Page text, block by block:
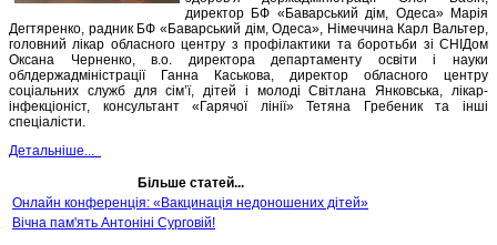
директор БФ «Баварський дім, Одеса» Марія
Дегтяренко, радник БФ «Баварський дім, Одеса», Німеччина Карл Вальтер,
головний лікар обласного центру з профілактики та боротьби зі СНІДом
Оксана Черненко, в.о. директора департаменту освіти і науки
облдержадміністрації Ганна Каськова, директор обласного центру
соціальних служб для сім’ї, дітей і молоді Світлана Янковська, лікар-
інфекціоніст, консультант «Гарячої лінії» Тетяна Гребеник та інші
спеціалісти.
Детальніше...
Більше статей...
Онлайн конференція: «Вакцинація недоношених дітей»
Вічна пам'ять Антоніні Сурговій!